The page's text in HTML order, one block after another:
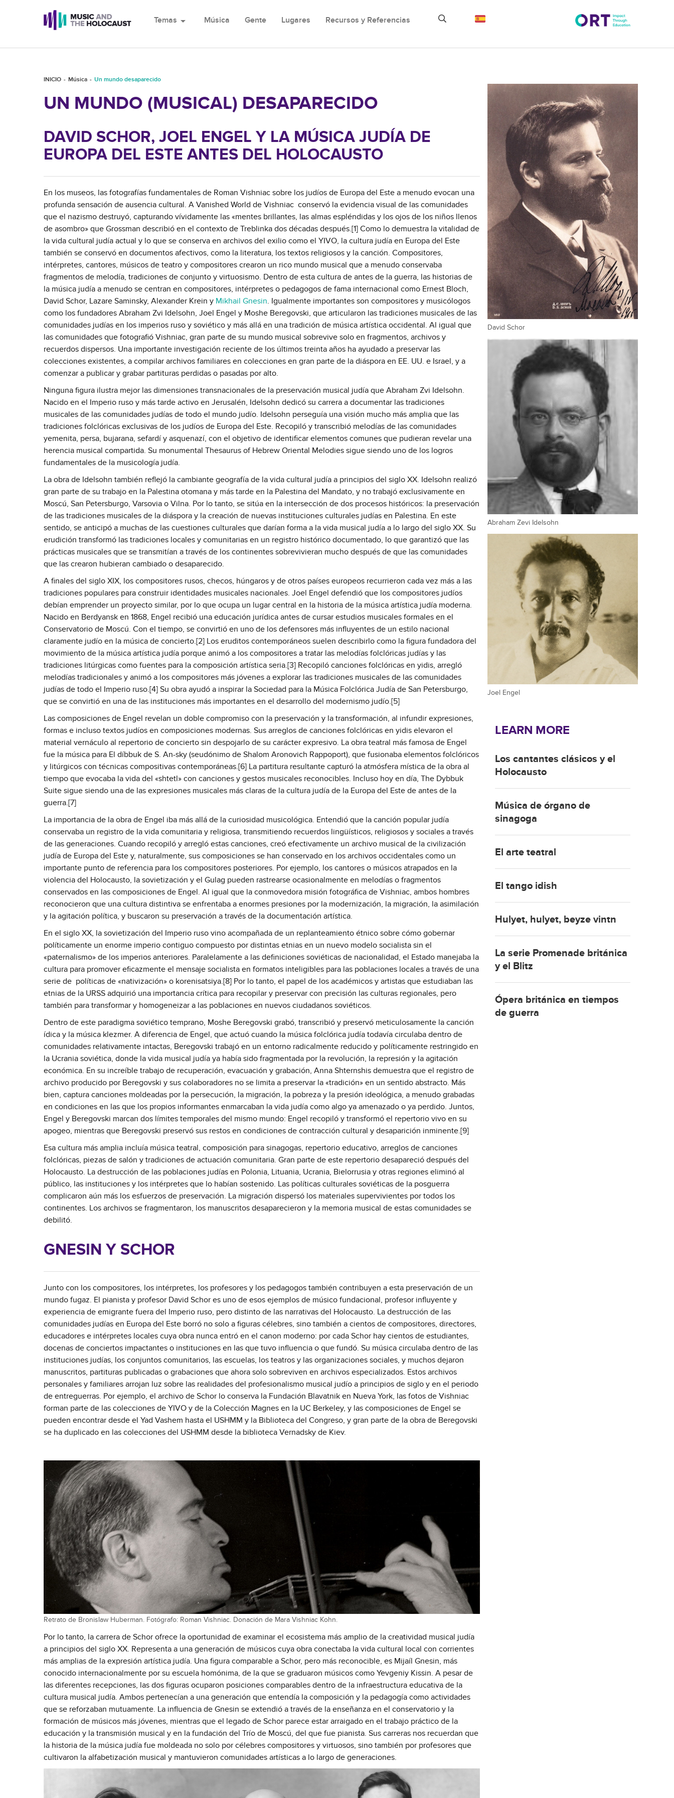
Temas arrow_drop_down Música Gente Lugares Recursos y Referencias
INICIO Música Un mundo desaparecido
UN MUNDO (MUSICAL) DESAPARECIDO
DAVID SCHOR, JOEL ENGEL Y LA MÚSICA JUDÍA DE
EUROPA DEL ESTE ANTES DEL HOLOCAUSTO
En los museos, las fotografías fundamentales de Roman Vishniac sobre los judíos de Europa del Este a menudo evocan una
profunda sensación de ausencia cultural. A Vanished World de Vishniac conservó la evidencia visual de las comunidades
que el nazismo destruyó, capturando vívidamente las «mentes brillantes, las almas espléndidas y los ojos de los niños llenos
de asombro» que Grossman describió en el contexto de Treblinka dos décadas después.[1] Como lo demuestra la vitalidad de
la vida cultural judía actual y lo que se conserva en archivos del exilio como el YIVO, la cultura judía en Europa del Este
también se conservó en documentos afectivos, como la literatura, los textos religiosos y la canción. Compositores,
intérpretes, cantores, músicos de teatro y compositores crearon un rico mundo musical que a menudo conservaba
fragmentos de melodía, tradiciones de conjunto y virtuosismo. Dentro de esta cultura de antes de la guerra, las historias de
la música judía a menudo se centran en compositores, intérpretes o pedagogos de fama internacional como Ernest Bloch,
David Schor, Lazare Saminsky, Alexander Krein y Mikhail Gnesin. Igualmente importantes son compositores y musicólogos
como los fundadores Abraham Zvi Idelsohn, Joel Engel y Moshe Beregovski, que articularon las tradiciones musicales de las
comunidades judías en los imperios ruso y soviético y más allá en una tradición de música artística occidental. Al igual que
las comunidades que fotografió Vishniac, gran parte de su mundo musical sobrevive solo en fragmentos, archivos y
recuerdos dispersos. Una importante investigación reciente de los últimos treinta años ha ayudado a preservar las
colecciones existentes, a compilar archivos familiares en colecciones en gran parte de la diáspora en EE. UU. e Israel, y a
comenzar a publicar y grabar partituras perdidas o pasadas por alto.
Ninguna figura ilustra mejor las dimensiones transnacionales de la preservación musical judía que Abraham Zvi Idelsohn.
Nacido en el Imperio ruso y más tarde activo en Jerusalén, Idelsohn dedicó su carrera a documentar las tradiciones
musicales de las comunidades judías de todo el mundo judío. Idelsohn perseguía una visión mucho más amplia que las
tradiciones folclóricas exclusivas de los judíos de Europa del Este. Recopiló y transcribió melodías de las comunidades
yemenita, persa, bujarana, sefardí y asquenazí, con el objetivo de identificar elementos comunes que pudieran revelar una
herencia musical compartida. Su monumental Thesaurus of Hebrew Oriental Melodies sigue siendo uno de los logros
fundamentales de la musicología judía.
La obra de Idelsohn también reflejó la cambiante geografía de la vida cultural judía a principios del siglo XX. Idelsohn realizó
gran parte de su trabajo en la Palestina otomana y más tarde en la Palestina del Mandato, y no trabajó exclusivamente en
Moscú, San Petersburgo, Varsovia o Vilna. Por lo tanto, se sitúa en la intersección de dos procesos históricos: la preservación
de las tradiciones musicales de la diáspora y la creación de nuevas instituciones culturales judías en Palestina. En este
sentido, se anticipó a muchas de las cuestiones culturales que darían forma a la vida musical judía a lo largo del siglo XX. Su
erudición transformó las tradiciones locales y comunitarias en un registro histórico documentado, lo que garantizó que las
prácticas musicales que se transmitían a través de los continentes sobrevivieran mucho después de que las comunidades
que las crearon hubieran cambiado o desaparecido.
A finales del siglo XIX, los compositores rusos, checos, húngaros y de otros países europeos recurrieron cada vez más a las
tradiciones populares para construir identidades musicales nacionales. Joel Engel defendió que los compositores judíos
debían emprender un proyecto similar, por lo que ocupa un lugar central en la historia de la música artística judía moderna.
Nacido en Berdyansk en 1868, Engel recibió una educación jurídica antes de cursar estudios musicales formales en el
Conservatorio de Moscú. Con el tiempo, se convirtió en uno de los defensores más influyentes de un estilo nacional
claramente judío en la música de concierto.[2] Los eruditos contemporáneos suelen describirlo como la figura fundadora del
movimiento de la música artística judía porque animó a los compositores a tratar las melodías folclóricas judías y las
tradiciones litúrgicas como fuentes para la composición artística seria.[3] Recopiló canciones folclóricas en yidis, arregló
melodías tradicionales y animó a los compositores más jóvenes a explorar las tradiciones musicales de las comunidades
judías de todo el Imperio ruso.[4] Su obra ayudó a inspirar la Sociedad para la Música Folclórica Judía de San Petersburgo,
que se convirtió en una de las instituciones más importantes en el desarrollo del modernismo judío.[5]
Las composiciones de Engel revelan un doble compromiso con la preservación y la transformación, al infundir expresiones,
formas e incluso textos judíos en composiciones modernas. Sus arreglos de canciones folclóricas en yidis elevaron el
material vernáculo al repertorio de concierto sin despojarlo de su carácter expresivo. La obra teatral más famosa de Engel
fue la música para El díbbuk de S. An-sky (seudónimo de Shalom Aronovich Rappoport), que fusionaba elementos folclóricos
y litúrgicos con técnicas compositivas contemporáneas.[6] La partitura resultante capturó la atmósfera mística de la obra al
tiempo que evocaba la vida del «shtetl» con canciones y gestos musicales reconocibles. Incluso hoy en día, The Dybbuk
Suite sigue siendo una de las expresiones musicales más claras de la cultura judía de la Europa del Este de antes de la
guerra.[7]
La importancia de la obra de Engel iba más allá de la curiosidad musicológica. Entendió que la canción popular judía
conservaba un registro de la vida comunitaria y religiosa, transmitiendo recuerdos lingüísticos, religiosos y sociales a través
de las generaciones. Cuando recopiló y arregló estas canciones, creó efectivamente un archivo musical de la civilización
judía de Europa del Este y, naturalmente, sus composiciones se han conservado en los archivos occidentales como un
importante punto de referencia para los compositores posteriores. Por ejemplo, los cantores o músicos atrapados en la
violencia del Holocausto, la sovietización y el Gulag pueden rastrearse ocasionalmente en melodías o fragmentos
conservados en las composiciones de Engel. Al igual que la conmovedora misión fotográfica de Vishniac, ambos hombres
reconocieron que una cultura distintiva se enfrentaba a enormes presiones por la modernización, la migración, la asimilación
y la agitación política, y buscaron su preservación a través de la documentación artística.
En el siglo XX, la sovietización del Imperio ruso vino acompañada de un replanteamiento étnico sobre cómo gobernar
políticamente un enorme imperio contiguo compuesto por distintas etnias en un nuevo modelo socialista sin el
«paternalismo» de los imperios anteriores. Paralelamente a las definiciones soviéticas de nacionalidad, el Estado manejaba la
cultura para promover eficazmente el mensaje socialista en formatos inteligibles para las poblaciones locales a través de una
serie de políticas de «nativización» o korenisatsiya.[8] Por lo tanto, el papel de los académicos y artistas que estudiaban las
etnias de la URSS adquirió una importancia crítica para recopilar y preservar con precisión las culturas regionales, pero
también para transformar y homogeneizar a las poblaciones en nuevos ciudadanos soviéticos.
Dentro de este paradigma soviético temprano, Moshe Beregovski grabó, transcribió y preservó meticulosamente la canción
ídica y la música klezmer. A diferencia de Engel, que actuó cuando la música folclórica judía todavía circulaba dentro de
comunidades relativamente intactas, Beregovski trabajó en un entorno radicalmente reducido y políticamente restringido en
la Ucrania soviética, donde la vida musical judía ya había sido fragmentada por la revolución, la represión y la agitación
económica. En su increíble trabajo de recuperación, evacuación y grabación, Anna Shternshis demuestra que el registro de
archivo producido por Beregovski y sus colaboradores no se limita a preservar la «tradición» en un sentido abstracto. Más
bien, captura canciones moldeadas por la persecución, la migración, la pobreza y la presión ideológica, a menudo grabadas
en condiciones en las que los propios informantes enmarcaban la vida judía como algo ya amenazado o ya perdido. Juntos,
Engel y Beregovski marcan dos límites temporales del mismo mundo: Engel recopiló y transformó el repertorio vivo en su
apogeo, mientras que Beregovski preservó sus restos en condiciones de contracción cultural y desaparición inminente.[9]
Esa cultura más amplia incluía música teatral, composición para sinagogas, repertorio educativo, arreglos de canciones
folclóricas, piezas de salón y tradiciones de actuación comunitaria. Gran parte de este repertorio desapareció después del
Holocausto. La destrucción de las poblaciones judías en Polonia, Lituania, Ucrania, Bielorrusia y otras regiones eliminó al
público, las instituciones y los intérpretes que lo habían sostenido. Las políticas culturales soviéticas de la posguerra
complicaron aún más los esfuerzos de preservación. La migración dispersó los materiales supervivientes por todos los
continentes. Los archivos se fragmentaron, los manuscritos desaparecieron y la memoria musical de estas comunidades se
debilitó.
GNESIN Y SCHOR
Junto con los compositores, los intérpretes, los profesores y los pedagogos también contribuyen a esta preservación de un
mundo fugaz. El pianista y profesor David Schor es uno de esos ejemplos de músico fundacional, profesor influyente y
experiencia de emigrante fuera del Imperio ruso, pero distinto de las narrativas del Holocausto. La destrucción de las
comunidades judías en Europa del Este borró no solo a figuras célebres, sino también a cientos de compositores, directores,
educadores e intérpretes locales cuya obra nunca entró en el canon moderno: por cada Schor hay cientos de estudiantes,
docenas de conciertos impactantes o instituciones en las que tuvo influencia o que fundó. Su música circulaba dentro de las
instituciones judías, los conjuntos comunitarios, las escuelas, los teatros y las organizaciones sociales, y muchos dejaron
manuscritos, partituras publicadas o grabaciones que ahora solo sobreviven en archivos especializados. Estos archivos
personales y familiares arrojan luz sobre las realidades del profesionalismo musical judío a principios de siglo y en el periodo
de entreguerras. Por ejemplo, el archivo de Schor lo conserva la Fundación Blavatnik en Nueva York, las fotos de Vishniac
forman parte de las colecciones de YIVO y de la Colección Magnes en la UC Berkeley, y las composiciones de Engel se
pueden encontrar desde el Yad Vashem hasta el USHMM y la Biblioteca del Congreso, y gran parte de la obra de Beregovski
se ha duplicado en las colecciones del USHMM desde la biblioteca Vernadsky de Kiev.
Retrato de Bronislaw Huberman. Fotógrafo: Roman Vishniac. Donación de Mara Vishniac Kohn.
Por lo tanto, la carrera de Schor ofrece la oportunidad de examinar el ecosistema más amplio de la creatividad musical judía
a principios del siglo XX. Representa a una generación de músicos cuya obra conectaba la vida cultural local con corrientes
más amplias de la expresión artística judía. Una figura comparable a Schor, pero más reconocible, es Mijaíl Gnesin, más
conocido internacionalmente por su escuela homónima, de la que se graduaron músicos como Yevgeniy Kissin. A pesar de
las diferentes recepciones, las dos figuras ocuparon posiciones comparables dentro de la infraestructura educativa de la
cultura musical judía. Ambos pertenecían a una generación que entendía la composición y la pedagogía como actividades
que se reforzaban mutuamente. La influencia de Gnesin se extendió a través de la enseñanza en el conservatorio y la
formación de músicos más jóvenes, mientras que el legado de Schor parece estar arraigado en el trabajo práctico de la
educación y la transmisión musical y en la fundación del Trío de Moscú, del que fue pianista. Sus carreras nos recuerdan que
la historia de la música judía fue moldeada no solo por célebres compositores y virtuosos, sino también por profesores que
cultivaron la alfabetización musical y mantuvieron comunidades artísticas a lo largo de generaciones.
David Schor
Abraham Zevi Idelsohn
Joel Engel
LEARN MORE
Los cantantes clásicos y el
Holocausto
Música de órgano de
sinagoga
El arte teatral
El tango idish
Hulyet, hulyet, beyze vintn
La serie Promenade británica
y el Blitz
Ópera británica en tiempos
de guerra